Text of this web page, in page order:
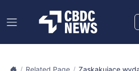
Related Page Zaskakujące